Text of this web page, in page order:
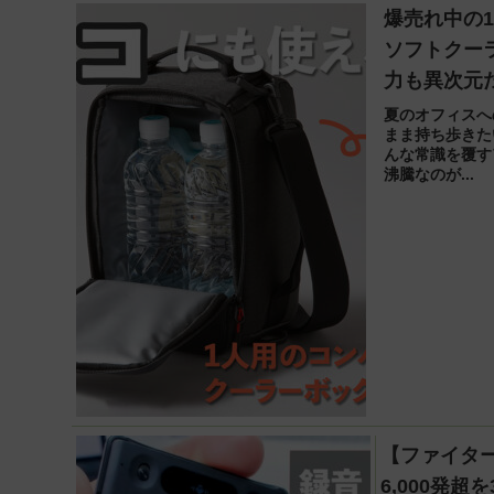
爆売れ中の
ソフトクー
力も異次元
夏のオフィス
まま持ち歩き
んな常識を覆
沸騰なのが...
【ファイタ
6,000発超